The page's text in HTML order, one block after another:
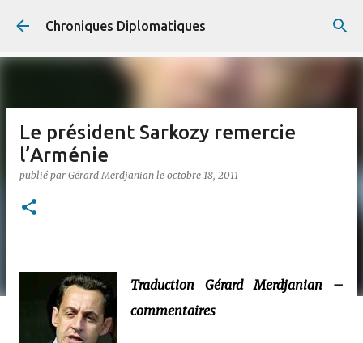
Accéder au contenu principal
Chroniques Diplomatiques
Le président Sarkozy remercie
l’Arménie
publié par Gérard Merdjanian le octobre 18, 2011
Traduction Gérard Merdjanian –
commentaires